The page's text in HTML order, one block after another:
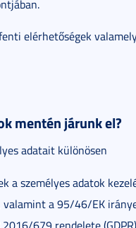
elérhetőségek
mentén járunk el?
adatait különösen
a személyes adatok
valamint a 95/46/EK